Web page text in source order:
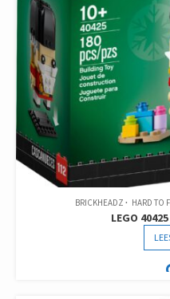
BRICKHEADZ HARD TO
LEGO